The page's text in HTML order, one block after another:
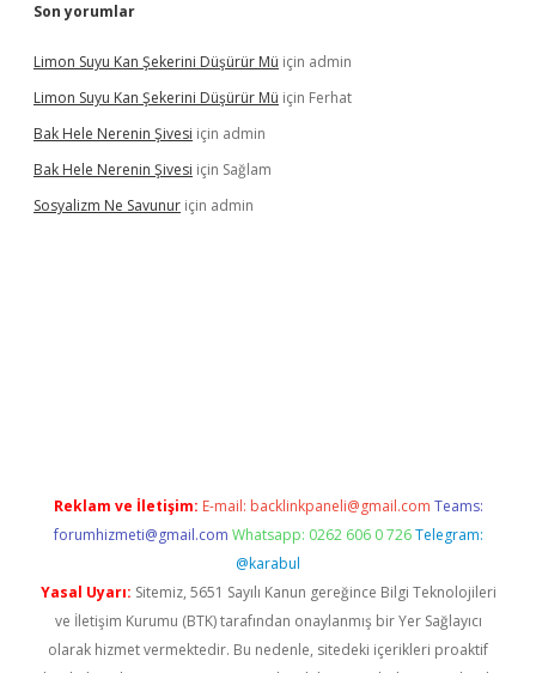
Son yorumlar
Limon Suyu Kan Şekerini Düşürür Mü için admin
Limon Suyu Kan Şekerini Düşürür Mü için Ferhat
Bak Hele Nerenin Şivesi için admin
Bak Hele Nerenin Şivesi için Sağlam
Sosyalizm Ne Savunur için admin
Reklam ve İletişim: E-mail: backlinkpaneli@gmail.com Teams:
forumhizmeti@gmail.com Whatsapp: 0262 606 0 726 Telegram:
@karabul
Yasal Uyarı: Sitemiz, 5651 Sayılı Kanun gereğince Bilgi Teknolojileri
ve İletişim Kurumu (BTK) tarafından onaylanmış bir Yer Sağlayıcı
olarak hizmet vermektedir. Bu nedenle, sitedeki içerikleri proaktif